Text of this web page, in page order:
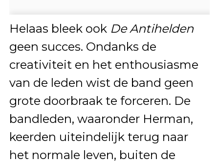
Helaas bleek ook De Antihelden
geen succes. Ondanks de
creativiteit en het enthousiasme
van de leden wist de band geen
grote doorbraak te forceren. De
bandleden, waaronder Herman,
keerden uiteindelijk terug naar
het normale leven, buiten de